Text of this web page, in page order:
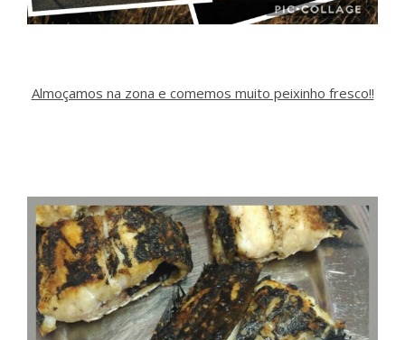
Almoçamos na zona e comemos muito peixinho fresco!!